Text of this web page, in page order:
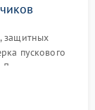
защитных
пускового
машин с
и